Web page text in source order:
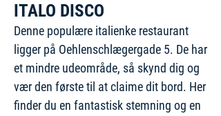
ITALO DISCO
Denne populære italienke restaurant
ligger på Oehlenschlægergade 5. De har
et mindre udeområde, så skynd dig og
vær den første til at claime dit bord. Her
finder du en fantastisk stemning og en